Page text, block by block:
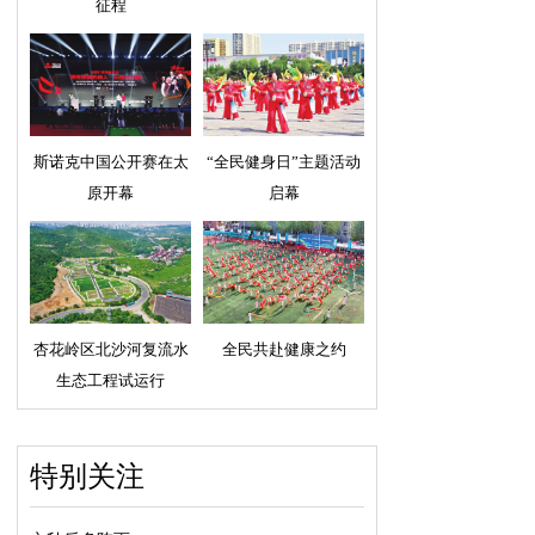
征程
斯诺克中国公开赛在太
原开幕
“全民健身日”主题活动
启幕
杏花岭区北沙河复流水
生态工程试运行
全民共赴健康之约
特别关注